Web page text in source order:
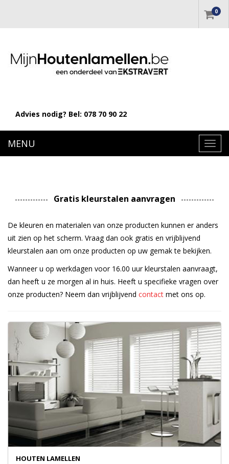
0
Advies nodig? Bel: 078 70 90 22
MENU
Gratis kleurstalen aanvragen
De kleuren en materialen van onze producten kunnen er anders
uit zien op het scherm. Vraag dan ook gratis en vrijblijvend
kleurstalen aan om onze producten op uw gemak te bekijken.
Wanneer u op werkdagen voor 16.00 uur kleurstalen aanvraagt,
dan heeft u ze morgen al in huis. Heeft u specifieke vragen over
onze producten? Neem dan vrijblijvend contact met ons op.
HOUTEN LAMELLEN